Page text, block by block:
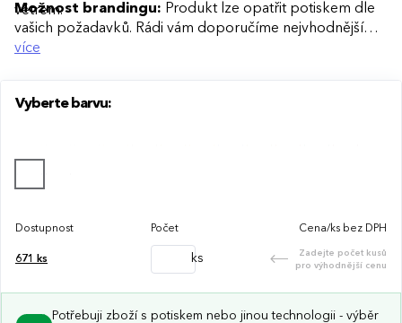
větrem.
Možnost brandingu: Produkt lze opatřit potiskem dle
vašich požadavků. Rádi vám doporučíme nejvhodnější
technologii potisku s ohledem na design i váš rozpočet.
více
Vyberte barvu:
Dostupnost Počet Cena/ks bez DPH
671 ks ks
Zadejte počet kusů
pro výhodnější cenu
Potřebuji zboží s potiskem nebo jinou technologii - výběr